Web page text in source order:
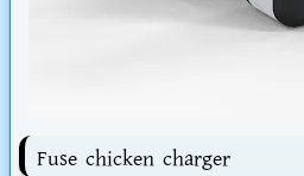
Fuse chicken charger